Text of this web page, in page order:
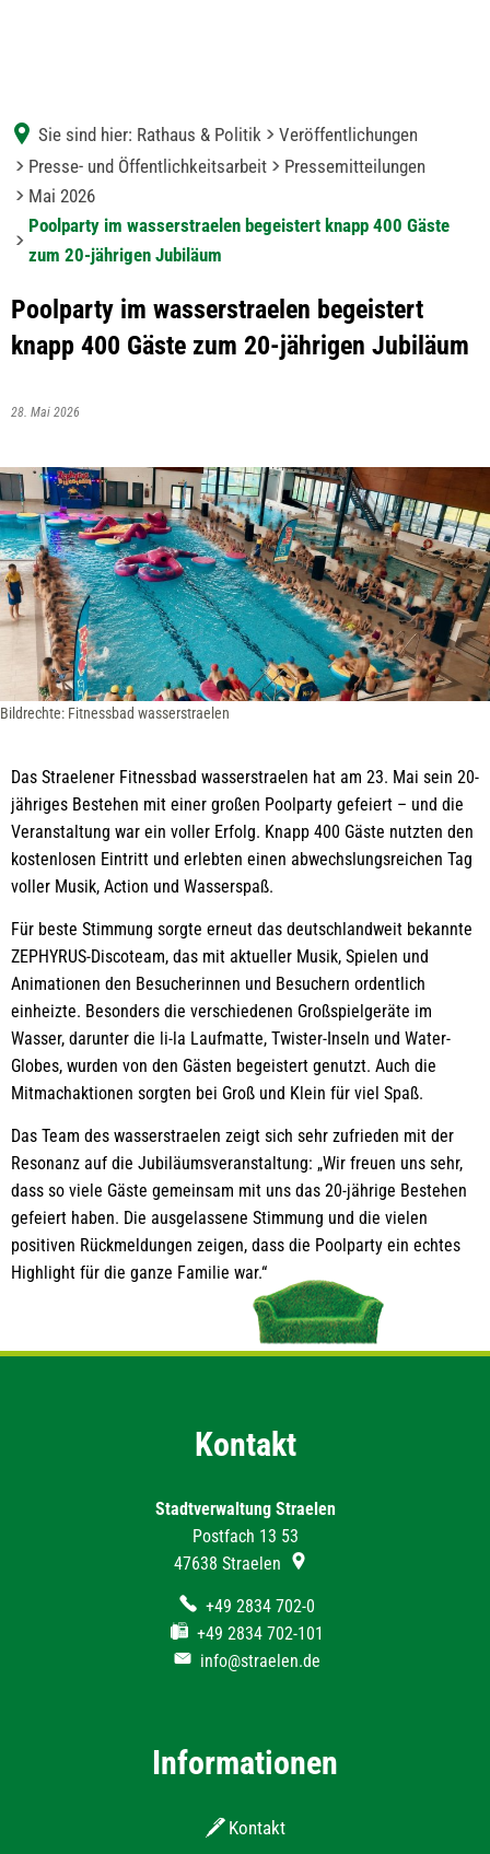
Sie sind hier: Rathaus & Politik
Veröffentlichungen
Presse- und Öffentlichkeitsarbeit
Pressemitteilungen
Mai 2026
Poolparty im wasserstraelen begeistert knapp 400 Gäste
zum 20-jährigen Jubiläum
Poolparty im wasserstraelen begeistert
knapp 400 Gäste zum 20-jährigen Jubiläum
28. Mai 2026
Bildrechte: Fitnessbad wasserstraelen
Das Straelener Fitnessbad wasserstraelen hat am 23. Mai sein 20-
jähriges Bestehen mit einer großen Poolparty gefeiert – und die
Veranstaltung war ein voller Erfolg. Knapp 400 Gäste nutzten den
kostenlosen Eintritt und erlebten einen abwechslungsreichen Tag
voller Musik, Action und Wasserspaß.
Für beste Stimmung sorgte erneut das deutschlandweit bekannte
ZEPHYRUS-Discoteam, das mit aktueller Musik, Spielen und
Animationen den Besucherinnen und Besuchern ordentlich
einheizte. Besonders die verschiedenen Großspielgeräte im
Wasser, darunter die li-la Laufmatte, Twister-Inseln und Water-
Globes, wurden von den Gästen begeistert genutzt. Auch die
Mitmachaktionen sorgten bei Groß und Klein für viel Spaß.
Das Team des wasserstraelen zeigt sich sehr zufrieden mit der
Resonanz auf die Jubiläumsveranstaltung: „Wir freuen uns sehr,
dass so viele Gäste gemeinsam mit uns das 20-jährige Bestehen
gefeiert haben. Die ausgelassene Stimmung und die vielen
positiven Rückmeldungen zeigen, dass die Poolparty ein echtes
Highlight für die ganze Familie war.“
Kontakt
Stadtverwaltung Straelen
Postfach 13 53
47638 Straelen
+49 2834 702-0
+49 2834 702-101
info@straelen.de
Informationen
Kontakt